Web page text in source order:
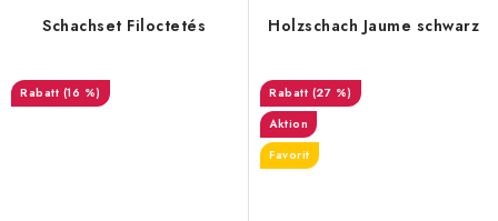
Schachset Filoctetés
(16 %)
Holzschach Jaume schwarz
(27 %)
Aktion
Favorit